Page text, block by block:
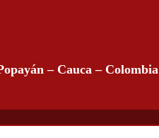
– Cauca – Colombia